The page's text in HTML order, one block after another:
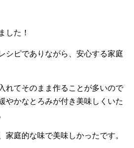
した！
シピでありながら、安心する家庭
れてそのまま作ることが多いので
やかなとろみが付き美味しくいた
家庭的な味で美味しかったです。